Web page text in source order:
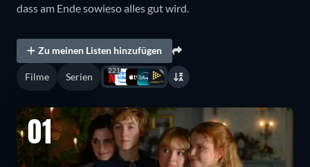
dass am Ende sowieso alles gut wird.
Zu meinen Listen hinzufügen
Filme Serien
221
01